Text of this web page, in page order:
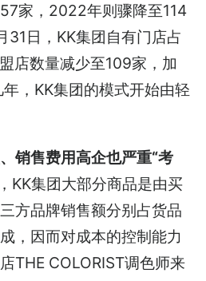
家，2022年则骤降至114
日，KK集团自有门店占
店数量减少至109家，加
，KK集团的模式开始由轻
销售费用高企也严重“考
KK集团大部分商品是由买
方品牌销售额分别占货品
，因而对成本的控制能力
THE COLORIST调色师来